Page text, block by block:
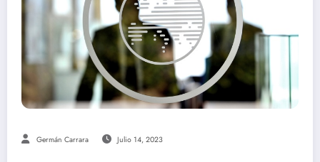
Germán Carrara Julio 14, 2023